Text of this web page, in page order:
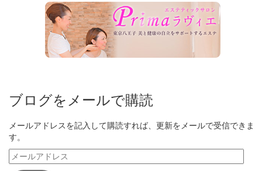
ブログをメールで購読
メールアドレスを記入して購読すれば、更新をメールで受信できま
す。
メ
ー